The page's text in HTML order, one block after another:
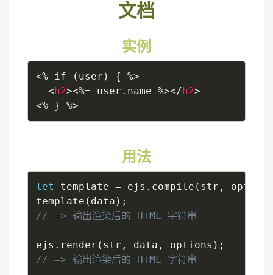
文档
实例
<% if (user) { %>
<h2><%= user.name %></h2>
<% } %>
用法
let template = ejs . compile ( str ,
options
template ( data ) ;
ejs . render ( str , data , options ) ;